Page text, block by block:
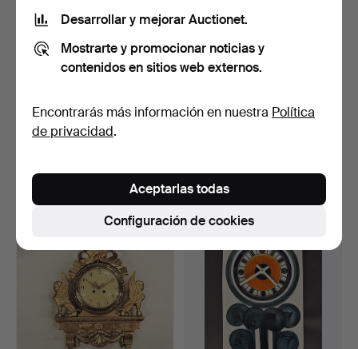
WALL CURRICULUM,
Junghans, segunda mitad
7 pujas
SYLVIA LEUCHOVIUS.
26 pujas
233 USD
Desarrollar y mejorar Auctionet.
Mostrarte y promocionar noticias y
contenidos en sitios web externos.
Encontrarás más información en nuestra Política
de privacidad.
Configuración de cookies
Aceptarlas todas